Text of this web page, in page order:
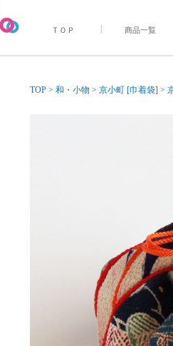
ＴＯＰ 商品一覧
TOP > 和・小物 > 京小町 [巾着袋] >